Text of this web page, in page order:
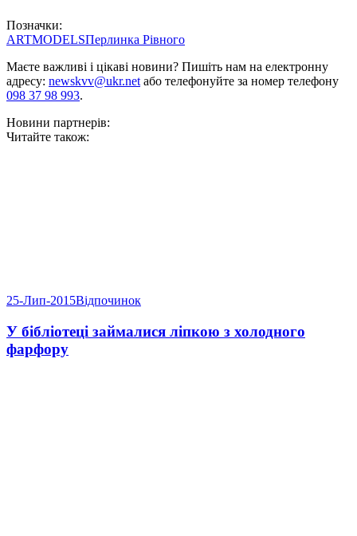
Позначки:
ARTMODELSПерлинка Рівного
Маєте важливі і цікаві новини? Пишіть нам на електронну
адресу: newskvv@ukr.net або телефонуйте за номер телефону
098 37 98 993.
Новини партнерів:
Читайте також:
25-Лип-2015Відпочинок
У бібліотеці займалися ліпкою з холодного
фарфору